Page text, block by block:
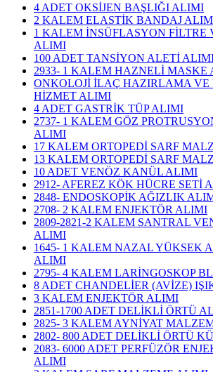
4 ADET OKSİJEN BAŞLIĞI ALIMI
2 KALEM ELASTİK BANDAJ
1 KALEM İNSÜFLASYON FİLTRE
ALIMI
100 ADET TANSİYON ALETİ
2933- 1 KALEM HAZNELİ MASKE
ONKOLOJİ İLAÇ HAZIRLAMA
HİZMET ALIMI
4 ADET GASTRİK TÜP ALIMI
2737- 1 KALEM GÖZ
ALIMI
17 KALEM ORTOPEDİ SARF
13 KALEM ORTOPEDİ SARF
10 ADET VENÖZ KANÜL ALIMI
2912- AFEREZ KÖK HÜCRE SETİ
2848- ENDOSKOPİK AĞIZLIK
2708- 2 KALEM ENJEKTÖR ALIMI
2809-2821-2 KALEM SANTRAL
ALIMI
1645- 1 KALEM NAZAL YÜKSEK
ALIMI
2795- 4 KALEM LARİNGOSKOP
8 ADET CHANDELİER (AVİZE)
3 KALEM ENJEKTÖR ALIMI
2851-1700 ADET DELİKLİ ÖRTÜ
2825- 3 KALEM AYNİYAT
2802- 800 ADET DELİKLİ ÖRTÜ
2083- 6000 ADET PERFÜZÖR
ALIMI